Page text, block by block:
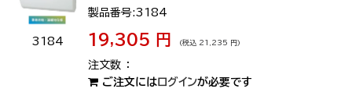
3184
製品番号:3184
19,305 円 (税込 21,235 円)
ご注文にはログインが必要です